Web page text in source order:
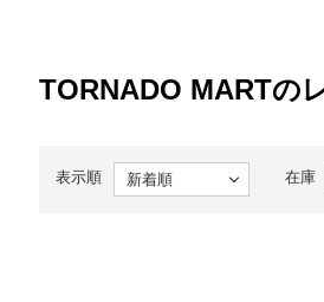
TORNADO MARTの
表示順 在庫